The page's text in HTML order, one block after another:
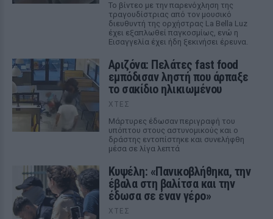
Το βίντεο με την παρενόχληση της
τραγουδίστριας από τον μουσικό
διευθυντή της ορχήστρας La Bella Luz
έχει εξαπλωθεί παγκοσμίως, ενώ η
Εισαγγελία έχει ήδη ξεκινήσει έρευνα.
Αριζόνα: Πελάτες fast food
εμπόδισαν ληστή που άρπαξε
το σακίδιο ηλικιωμένου
ΧΤΕΣ
Μάρτυρες έδωσαν περιγραφή του
υπόπτου στους αστυνομικούς και ο
δράστης εντοπίστηκε και συνελήφθη
μέσα σε λίγα λεπτά
Κυψέλη: «Πανικοβλήθηκα, την
έβαλα στη βαλίτσα και την
έδωσα σε έναν γέρο»
ΧΤΕΣ